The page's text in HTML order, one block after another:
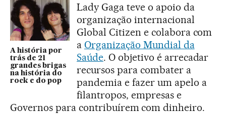
A história por
trás de 21
grandes brigas
na história do
rock e do pop
Lady Gaga teve o apoio da
organização internacional
Global Citizen e colabora com
a Organização Mundial da
Saúde. O objetivo é arrecadar
recursos para combater a
pandemia e fazer um apelo a
filantropos, empresas e
Governos para contribuírem com dinheiro.